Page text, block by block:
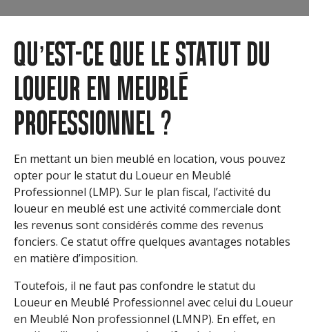
QU’EST-CE QUE LE STATUT DU
LOUEUR EN MEUBLÉ
PROFESSIONNEL ?
En mettant un bien meublé en location, vous pouvez
opter pour le statut du Loueur en Meublé
Professionnel (LMP). Sur le plan fiscal, l’activité du
loueur en meublé est une activité commerciale dont
les revenus sont considérés comme des revenus
fonciers. Ce statut offre quelques avantages notables
en matière d’imposition.
Toutefois, il ne faut pas confondre le statut du
Loueur en Meublé Professionnel avec celui du Loueur
en Meublé Non professionnel (LMNP). En effet, en